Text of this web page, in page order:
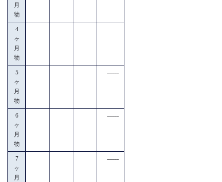
月
物
4
ヶ
月
物
------
5
ヶ
月
物
------
6
ヶ
月
物
------
7
ヶ
月
------